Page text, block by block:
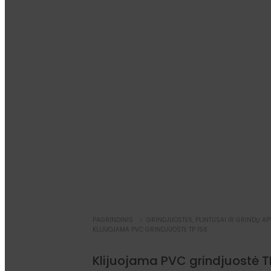
PAGRINDINIS GRINDJUOSTĖS, PLINTUSAI IR GRINDŲ
KLIJUOJAMA PVC GRINDJUOSTĖ TP 156
Klijuojama PVC grindjuostė